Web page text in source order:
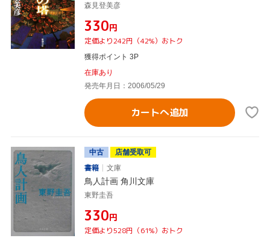
森見登美彦
¥330円
定価より242円（42%）おトク
獲得ポイント 3P
在庫あり
発売年月日：2006/05/29
カートへ追加
中古
店舗受取可
書籍
文庫
鳥人計画 角川文庫
東野圭吾
¥330円
定価より528円（61%）おトク